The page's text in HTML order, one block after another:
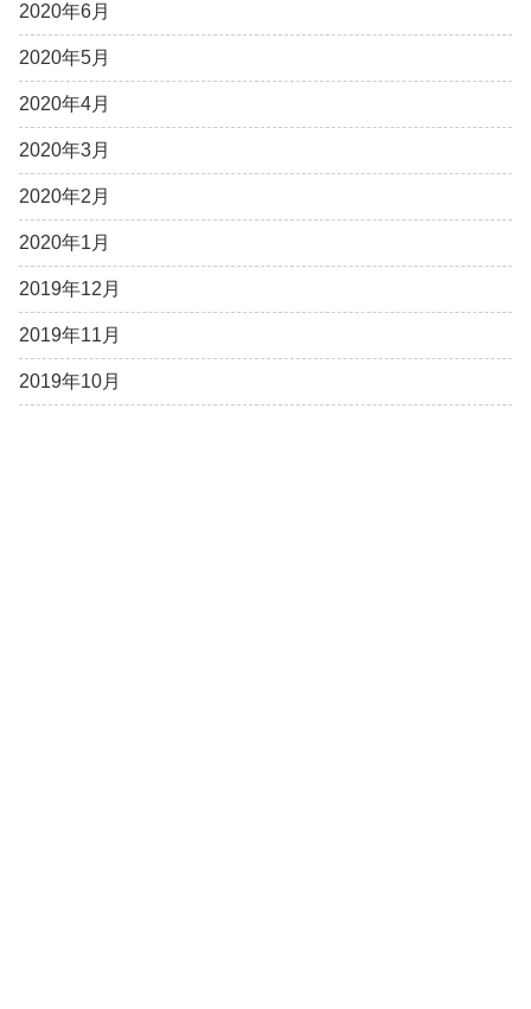
2020年6月
2020年5月
2020年4月
2020年3月
2020年2月
2020年1月
2019年12月
2019年11月
2019年10月